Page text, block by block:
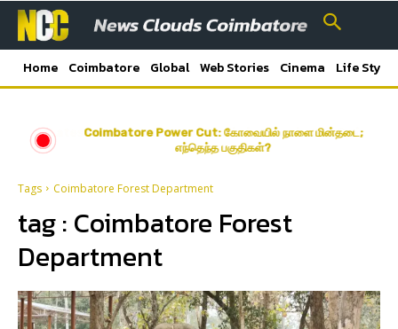
Home Coimbatore Global Web Stories Cinema Life Style
Coimbatore Power Cut: கோவையில் நாளை மின்தடை;
எந்தெந்த பகுதிகள்?
Tags Coimbatore Forest Department
tag : Coimbatore Forest
Department